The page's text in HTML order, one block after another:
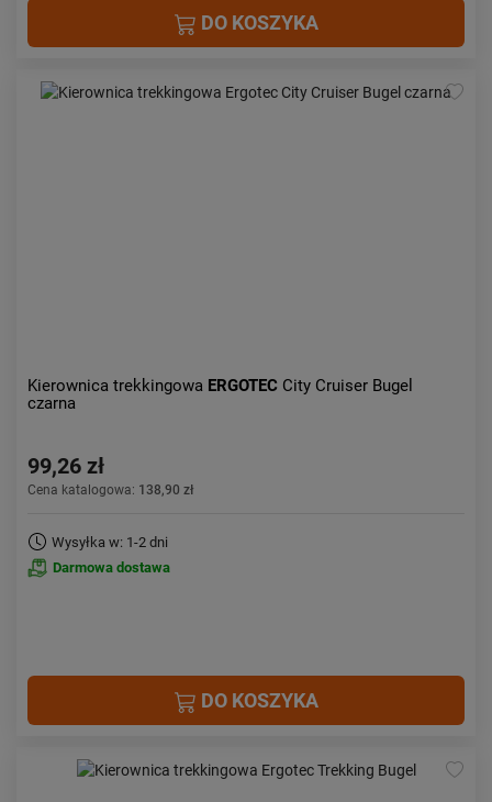
DO KOSZYKA
Kierownica trekkingowa ERGOTEC City Cruiser Bugel
czarna
99,26 zł
Cena katalogowa: 138,90 zł
Wysyłka w: 1-2 dni
Darmowa dostawa
DO KOSZYKA